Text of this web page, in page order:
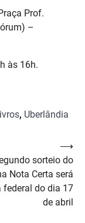
Prof.
–
às 16h.
livros, Uberlândia
sorteio do
Nota Certa será
federal do dia 17
de abril
⟶